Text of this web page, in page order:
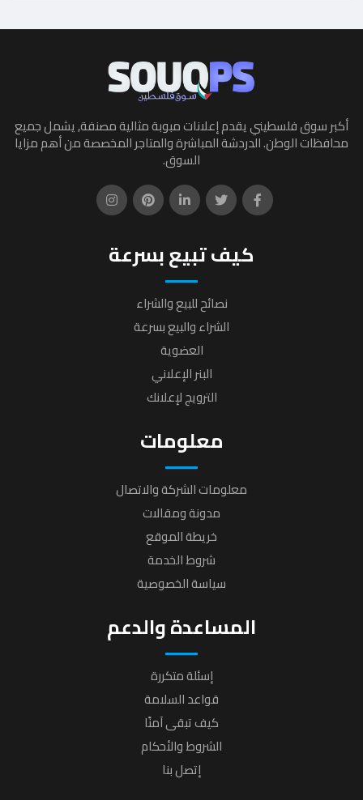
أكبر سوق فلسطيني يقدم إعلانات مبوبة مثالية مصنفة, يشمل جميع
محافظات الوطن. الدردشة المباشرة والمتاجر المخصصة من أهم مزايا
السوق.
كيف تبيع بسرعة
نصائح للبيع والشراء
الشراء والبيع بسرعة
العضوية
البنر الإعلاني
الترويج لإعلانك
معلومات
معلومات الشركة والاتصال
مدونة ومقالات
خريطة الموقع
شروط الخدمة
سياسة الخصوصية
المساعدة والدعم
إسئلة متكررة
قواعد السلامة
كيف تبقى آمنًا
الشروط والأحكام
إتصل بنا